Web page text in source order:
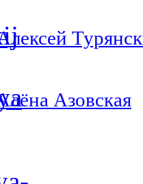
Азовская